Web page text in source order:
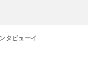
タビューイ